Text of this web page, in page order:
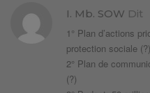
I. Mb. SOW Dit
1° Plan d’actions
protection sociale (?)
2° Plan de
(?)